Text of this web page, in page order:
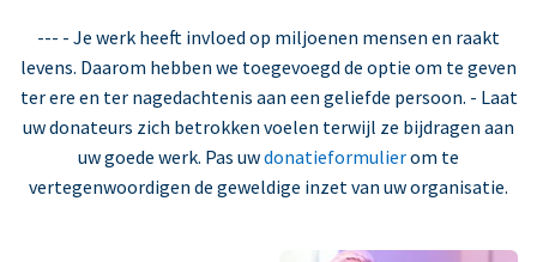
--- - Je werk heeft invloed op miljoenen mensen en raakt
levens. Daarom hebben we toegevoegd de optie om te geven
ter ere en ter nagedachtenis aan een geliefde persoon. - Laat
uw donateurs zich betrokken voelen terwijl ze bijdragen aan
uw goede werk. Pas uwdonatieformulierom te
vertegenwoordigen de geweldige inzet van uw organisatie.